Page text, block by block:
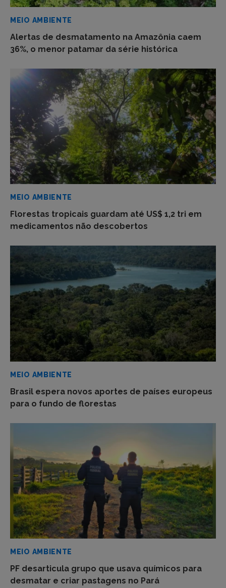
MEIO AMBIENTE
Alertas de desmatamento na Amazônia caem
36%, o menor patamar da série histórica
MEIO AMBIENTE
Florestas tropicais guardam até US$ 1,2 tri em
medicamentos não descobertos
MEIO AMBIENTE
Brasil espera novos aportes de países europeus
para o fundo de florestas
MEIO AMBIENTE
PF desarticula grupo que usava químicos para
desmatar e criar pastagens no Pará